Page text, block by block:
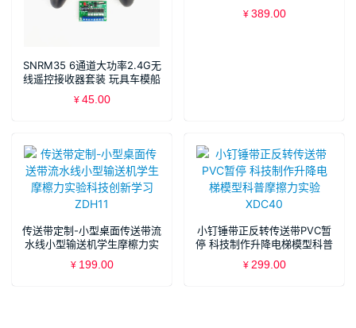
SNRM35 6通道大功率2.4G无
线遥控接收器套装 玩具车模船
HS06B XDC63XDC64
¥ 45.00
¥ 389.00
传送带定制-小型桌面传送带流
水线小型输送机学生摩檫力实
¥ 199.00
小钉锤带正反转传送带PVC暂
停 科技制作升降电梯模型科普
¥ 299.00